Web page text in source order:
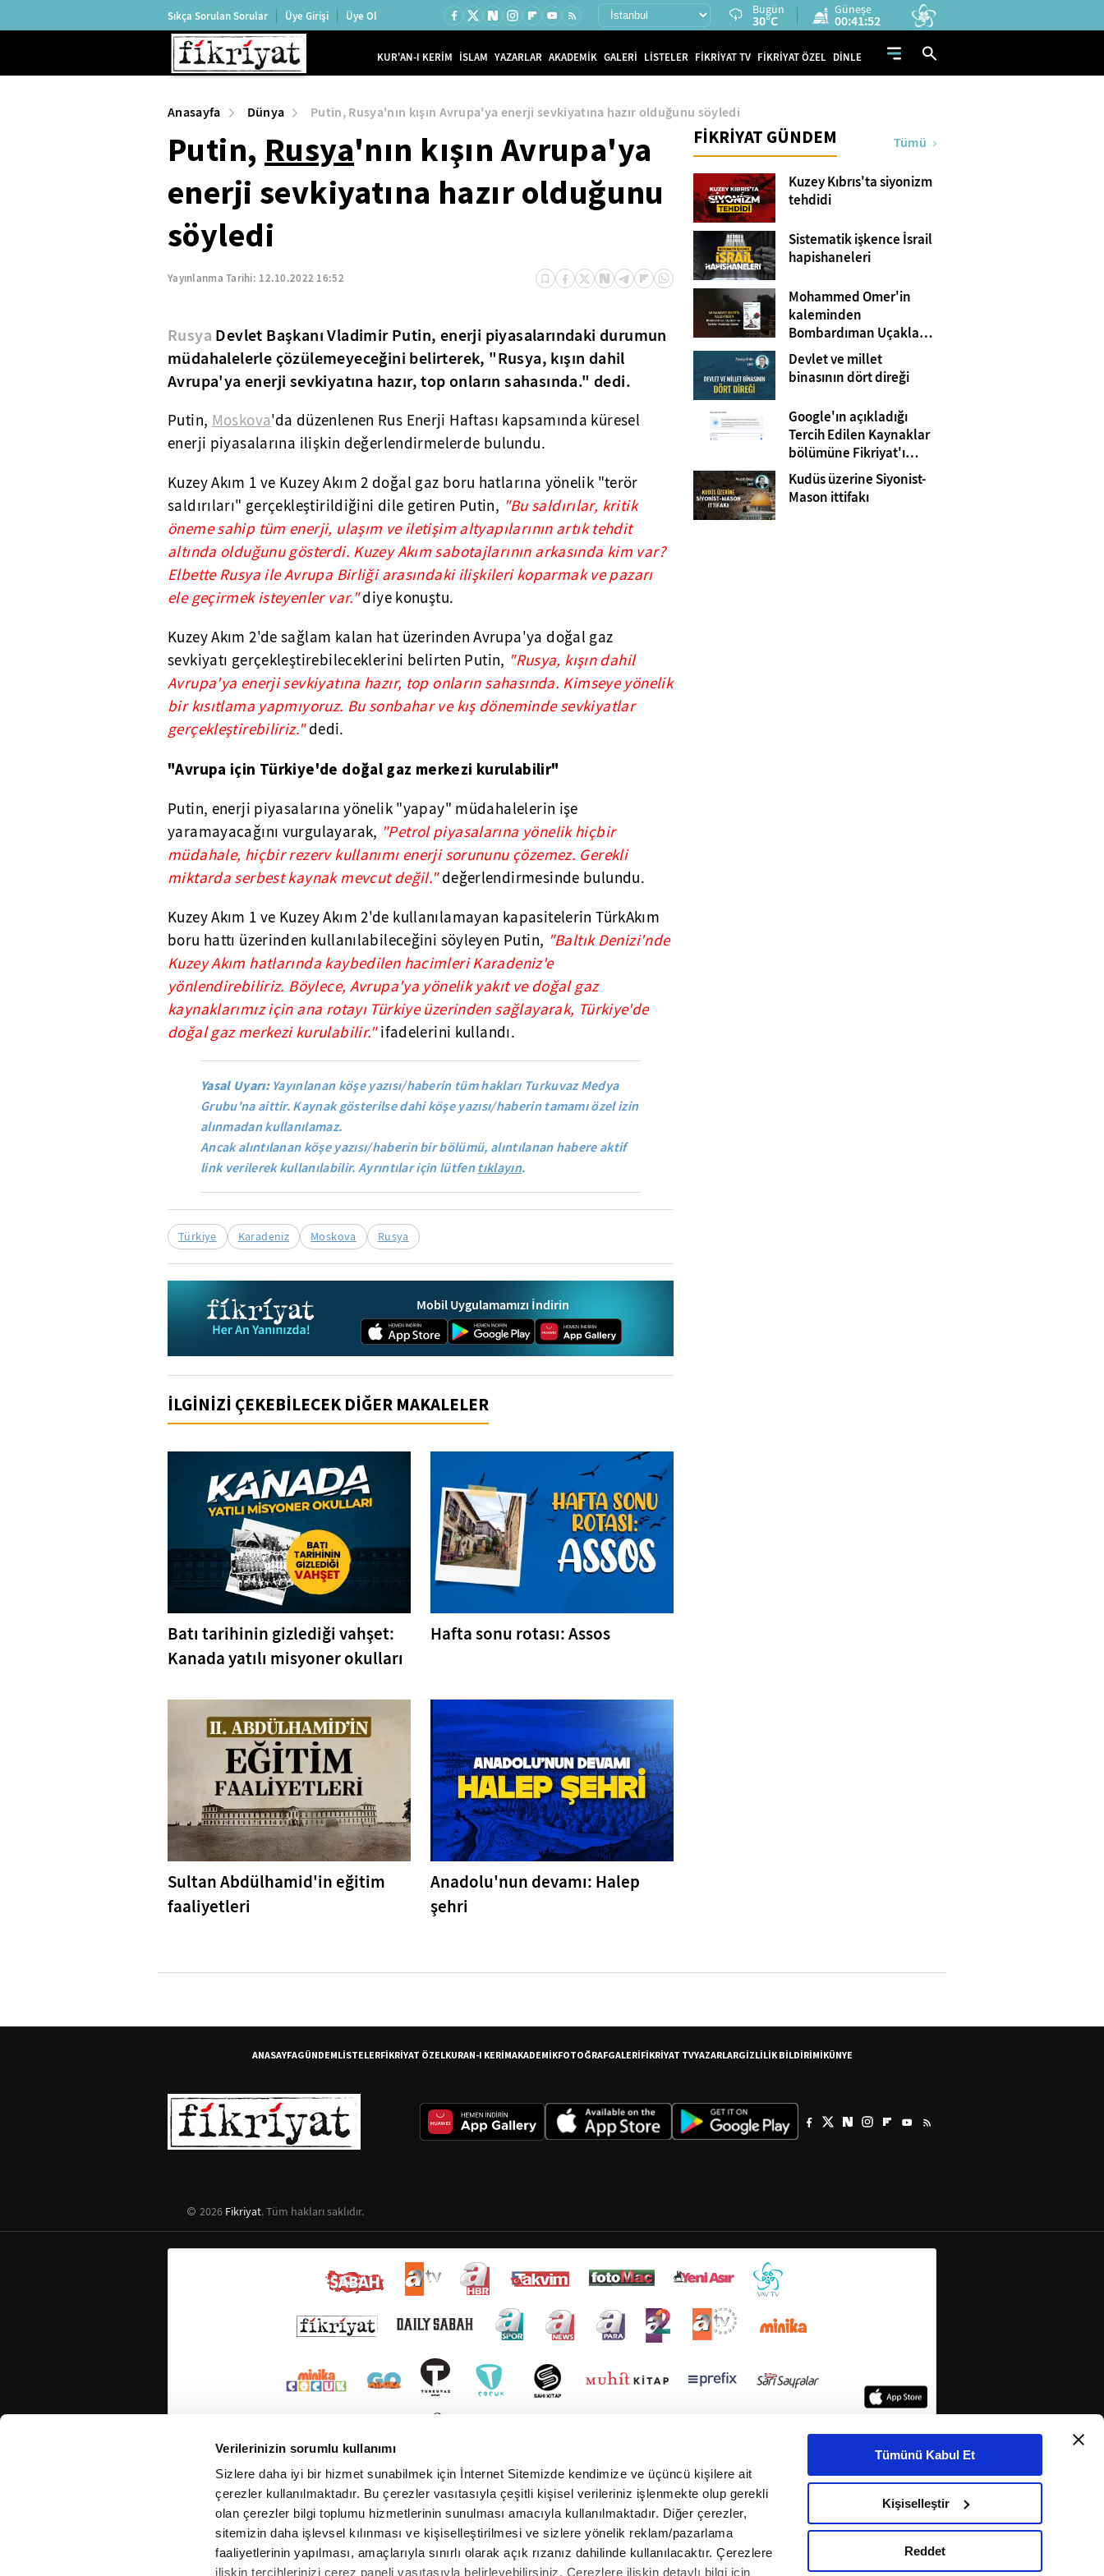
Verilerinizin sorumlu kullanımı
Sizlere daha iyi bir hizmet sunabilmek için İnternet Sitemizde kendimize ve üçüncü kişilere ait
çerezler kullanılmaktadır. Bu çerezler vasıtasıyla çeşitli kişisel verileriniz işlenmekte olup gerekli
olan çerezler bilgi toplumu hizmetlerinin sunulması amacıyla kullanılmaktadır. Diğer çerezler,
sitemizin daha işlevsel kılınması ve kişiselleştirilmesi ve sizlere yönelik reklam/pazarlama
faaliyetlerinin yapılması, amaçlarıyla sınırlı olarak açık rızanız dahilinde kullanılacaktır. Çerezlere
ilişkin tercihlerinizi çerez paneli vasıtasıyla belirleyebilirsiniz. Çerezlere ilişkin detaylı bilgi için
Tümünü Kabul Et
Kişiselleştir
Reddet
Sıkça Sorulan Sorular Üye Girişi Üye Ol Bugün
30°C
Güneşe
00:41:51
KUR'AN-I KERİM İSLAM YAZARLAR AKADEMİK GALERİ LİSTELER FİKRİYAT TV FİKRİYAT ÖZEL DİNLE
Anasayfa Dünya Putin, Rusya'nın kışın Avrupa'ya enerji sevkiyatına hazır olduğunu söyledi
Putin, Rusya'nın kışın Avrupa'ya
enerji sevkiyatına hazır olduğunu
söyledi
Yayınlanma Tarihi: 12.10.2022 16:52
Rusya Devlet Başkanı Vladimir Putin, enerji piyasalarındaki durumun
müdahalelerle çözülemeyeceğini belirterek, "Rusya, kışın dahil
Avrupa'ya enerji sevkiyatına hazır, top onların sahasında." dedi.
Putin, Moskova'da düzenlenen Rus Enerji Haftası kapsamında küresel
enerji piyasalarına ilişkin değerlendirmelerde bulundu.
Kuzey Akım 1 ve Kuzey Akım 2 doğal gaz boru hatlarına yönelik "terör
saldırıları" gerçekleştirildiğini dile getiren Putin, "Bu saldırılar, kritik
öneme sahip tüm enerji, ulaşım ve iletişim altyapılarının artık tehdit
altında olduğunu gösterdi. Kuzey Akım sabotajlarının arkasında kim var?
Elbette Rusya ile Avrupa Birliği arasındaki ilişkileri koparmak ve pazarı
ele geçirmek isteyenler var."diye konuştu.
Kuzey Akım 2'de sağlam kalan hat üzerinden Avrupa'ya doğal gaz
sevkiyatı gerçekleştirebileceklerini belirten Putin, "Rusya, kışın dahil
Avrupa'ya enerji sevkiyatına hazır, top onların sahasında. Kimseye yönelik
bir kısıtlama yapmıyoruz. Bu sonbahar ve kış döneminde sevkiyatlar
gerçekleştirebiliriz."dedi.
"Avrupa için Türkiye'de doğal gaz merkezi kurulabilir"
Putin, enerji piyasalarına yönelik "yapay" müdahalelerin işe
yaramayacağını vurgulayarak, "Petrol piyasalarına yönelik hiçbir
müdahale, hiçbir rezerv kullanımı enerji sorununu çözemez. Gerekli
miktarda serbest kaynak mevcut değil."değerlendirmesinde bulundu.
Kuzey Akım 1 ve Kuzey Akım 2'de kullanılamayan kapasitelerin TürkAkım
boru hattı üzerinden kullanılabileceğini söyleyen Putin, "Baltık Denizi'nde
Kuzey Akım hatlarında kaybedilen hacimleri Karadeniz'e
yönlendirebiliriz. Böylece, Avrupa'ya yönelik yakıt ve doğal gaz
kaynaklarımız için ana rotayı Türkiye üzerinden sağlayarak, Türkiye'de
doğal gaz merkezi kurulabilir."ifadelerini kullandı.
Yasal Uyarı:Yayınlanan köşe yazısı/haberin tüm hakları Turkuvaz Medya
Grubu'na aittir. Kaynak gösterilse dahi köşe yazısı/haberin tamamı özel izin
alınmadan kullanılamaz.
Ancak alıntılanan köşe yazısı/haberin bir bölümü, alıntılanan habere aktif
link verilerek kullanılabilir. Ayrıntılar için lütfentıklayın.
Türkiye Karadeniz Moskova Rusya
Mobil Uygulamamızı İndirin
İLGİNİZİ ÇEKEBİLECEK DİĞER MAKALELER
Batı tarihinin gizlediği vahşet:
Kanada yatılı misyoner okulları
Hafta sonu rotası: Assos
Sultan Abdülhamid'in eğitim
faaliyetleri
Anadolu'nun devamı: Halep
şehri
FİKRİYAT GÜNDEM Tümü
Kuzey Kıbrıs'ta siyonizm
tehdidi
Sistematik işkence İsrail
hapishaneleri
Mohammed Omer'in
kaleminden
Bombardıman Uçakları
ve Tanklar Arasında
Gazze
Devlet ve millet
binasının dört direği
Google'ın açıkladığı
Tercih Edilen Kaynaklar
bölümüne Fikriyat'ı
eklemeyi unutmayın!
Kudüs üzerine Siyonist-
Mason ittifakı
ANASAYFAGÜNDEMLİSTELERFİKRİYAT ÖZELKURAN-I KERİMAKADEMİKFOTOĞRAFGALERİFİKRİYAT TVYAZARLARGİZLİLİK BİLDİRİMİKÜNYE
2026 Fikriyat. Tüm hakları saklıdır.